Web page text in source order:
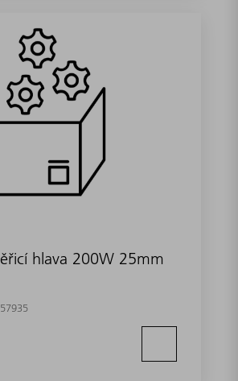
hlava 200W 25mm